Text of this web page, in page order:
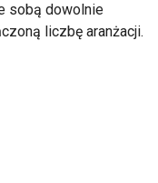
sobą dowolnie
liczbę aranżacji.